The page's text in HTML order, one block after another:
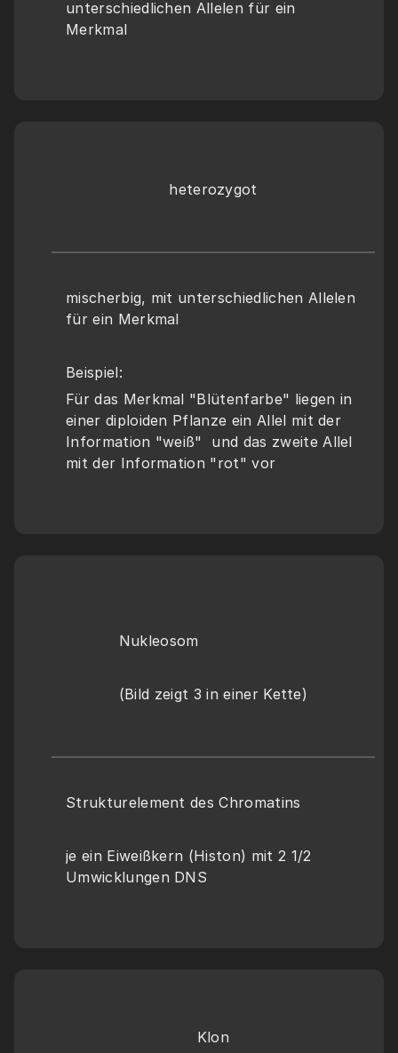
unterschiedlichen Allelen für ein
Merkmal
heterozygot
mischerbig, mit unterschiedlichen Allelen
für ein Merkmal
Beispiel:
Für das Merkmal "Blütenfarbe" liegen in
einer diploiden Pflanze ein Allel mit der
Information "weiß"  und das zweite Allel
mit der Information "rot" vor
Nukleosom
(Bild zeigt 3 in einer Kette)
Strukturelement des Chromatins
je ein Eiweißkern (Histon) mit 2 1/2
Umwicklungen DNS
Klon